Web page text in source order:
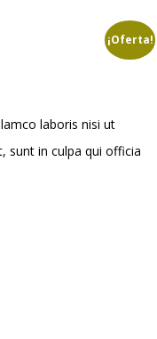
¡Oferta!
laboris nisi ut
sunt in culpa qui officia